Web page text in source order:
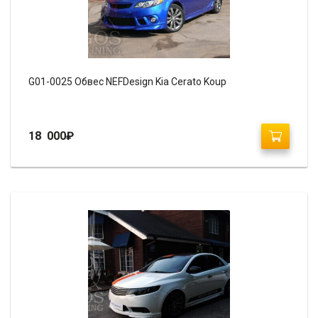
G01-0025 Обвес NEFDesign Kia Cerato Koup
18 000₽